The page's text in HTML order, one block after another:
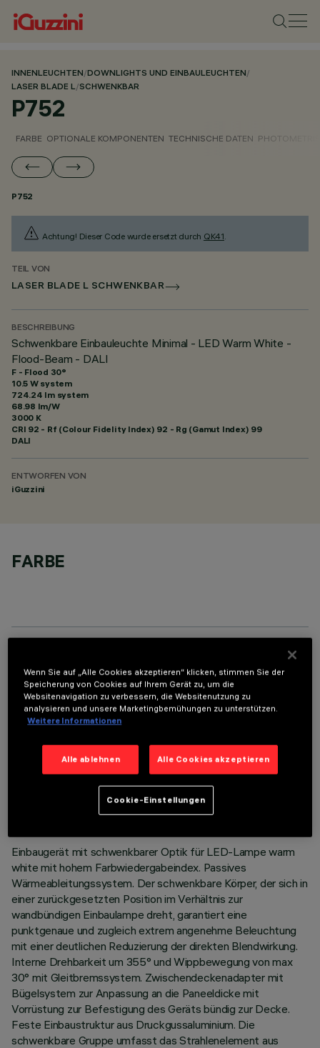
INNENLEUCHTEN/DOWNLIGHTS UND EINBAULEUCHTEN/
LASER BLADE L/SCHWENKBAR
P752
FARBE OPTIONALE KOMPONENTEN TECHNISCHE DATEN
P752
Achtung! Dieser Code wurde ersetzt durch QK41.
TEIL VON
LASER BLADE L SCHWENKBAR
BESCHREIBUNG
Schwenkbare Einbauleuchte Minimal - LED Warm White -
Flood-Beam - DALI
F - Flood 30°
10.5 W system
724.24 lm system
68.98 lm/W
3000 K
CRI 92 - Rf (Colour Fidelity Index) 92 - Rg (Gamut Index) 99
DALI
ENTWORFEN VON
iGuzzini
FARBE
OPTIONALE KOMPONENTEN
TECHNISCHE DATEN
LETZTES UPDATE: 01.08.2026
Einbaugerät mit schwenkbarer Optik für LED-Lampe warm
white mit hohem Farbwiedergabeindex. Passives
Wärmeableitungssystem. Der schwenkbare Körper, der sich in
einer zurückgesetzten Position im Verhältnis zur
wandbündigen Einbaulampe dreht, garantiert eine
punktgenaue und zugleich extrem angenehme Beleuchtung
mit einer deutlichen Reduzierung der direkten Blendwirkung.
Interne Drehbarkeit um 355° und Wippbewegung von max
30° mit Gleitbremssystem. Zwischendeckenadapter mit
Bügelsystem zur Anpassung an die Paneeldicke mit
Vorrüstung zur Befestigung des Geräts bündig zur Decke.
Feste Einbaustruktur aus Druckgussaluminium. Die
schwenkbare Gruppe umfasst das Strahlenelement aus
Wenn Sie auf „Alle Cookies akzeptieren“ klicken, stimmen Sie der
Speicherung von Cookies auf Ihrem Gerät zu, um die
Websitenavigation zu verbessern, die Websitenutzung zu
analysieren und unsere Marketingbemühungen zu unterstützen.
Weitere Informationen
Alle ablehnen Alle Cookies akzeptieren
Cookie-Einstellungen